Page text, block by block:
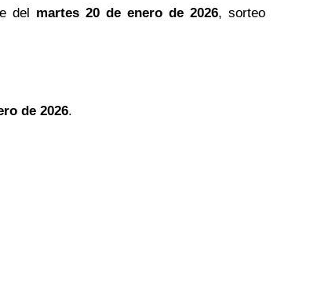
del martes 20 de enero de 2026, sorteo
de 2026.